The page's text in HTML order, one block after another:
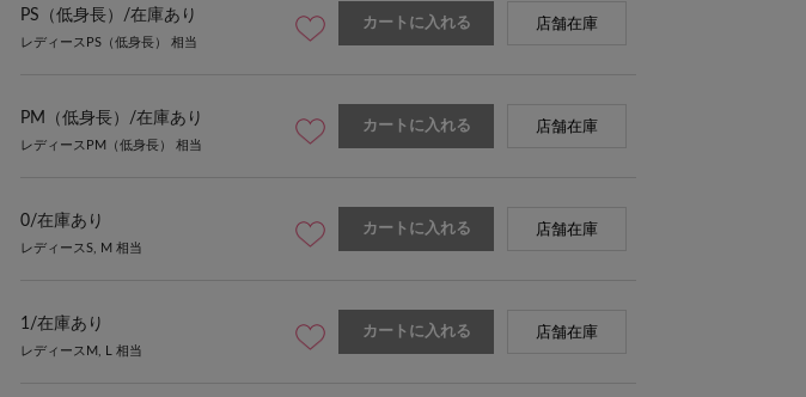
PS（低身長）/在庫あり
レディースPS（低身長） 相当
カートに入れる 店舗在庫
PM（低身長）/在庫あり
レディースPM（低身長） 相当
カートに入れる 店舗在庫
0/在庫あり
レディースS, M 相当
カートに入れる 店舗在庫
1/在庫あり
レディースM, L 相当
カートに入れる 店舗在庫